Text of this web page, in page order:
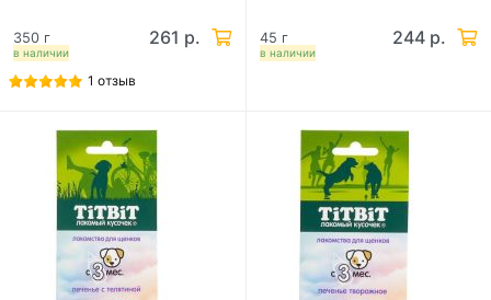
в наличии
350 г 261 р.
1 отзыв
в наличии
45 г 244 р.